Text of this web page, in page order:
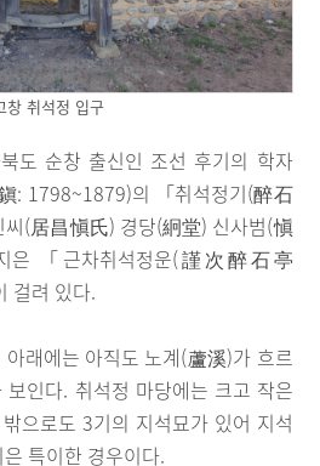
창 취석정 입구
도 순창 출신인 조선 후기의 학자
: 1798~1879)의 「취석정기(醉石
(居昌愼氏) 경당(絅堂) 신사범(愼
은 「근차취석정운(謹次醉石亭
걸려 있다.
래에는 아직도 노계(蘆溪)가 흐르
인다. 취석정 마당에는 크고 작은
으로도 3기의 지석묘가 있어 지석
특이한 경우이다.